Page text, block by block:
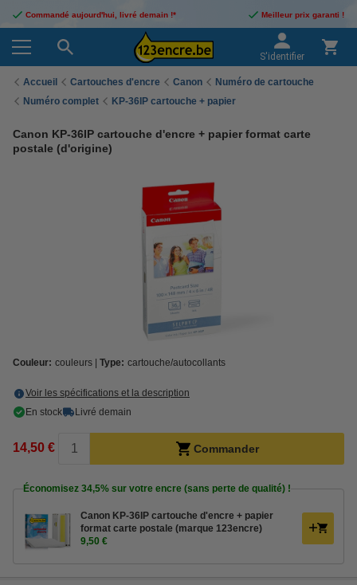
Commandé aujourd'hui, livré demain !* Meilleur prix garanti !
S'identifier
Accueil Cartouches d'encre Canon
Numéro de cartouche
Numéro complet
KP-36IP cartouche + papier
Canon KP-36IP cartouche d'encre + papier format carte
postale (d'origine)
Couleur: couleurs Type: cartouche/autocollants
Voir les spécifications et la description
En stock
Livré demain
14,50 € Commander
Économisez 34,5% sur votre encre (sans perte de qualité) !
Canon KP-36IP cartouche d'encre + papier
format carte postale (marque 123encre)
9,50 €